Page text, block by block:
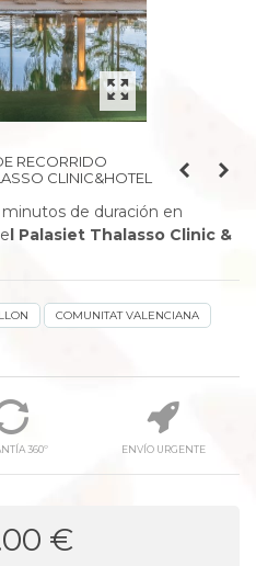
RECORRIDO
CLINIC&HOTEL
de duración en
l Palasiet Thalasso Clinic &
COMUNITAT VALENCIANA
360º ENVÍO URGENTE
€